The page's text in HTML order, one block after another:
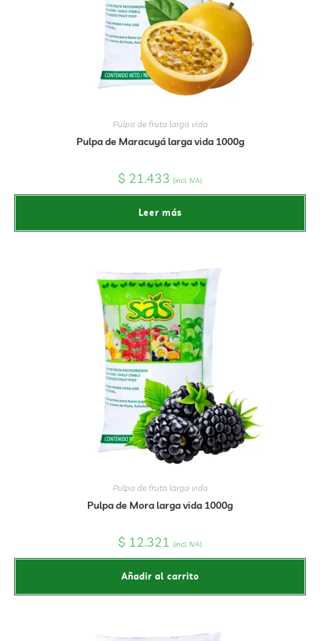
Pulpa de fruta larga vida
Pulpa de Maracuyá larga vida 1000g
$ 21.433 (incl. IVA)
Leer más
Pulpa de fruta larga vida
Pulpa de Mora larga vida 1000g
$ 12.321 (incl. IVA)
Añadir al carrito